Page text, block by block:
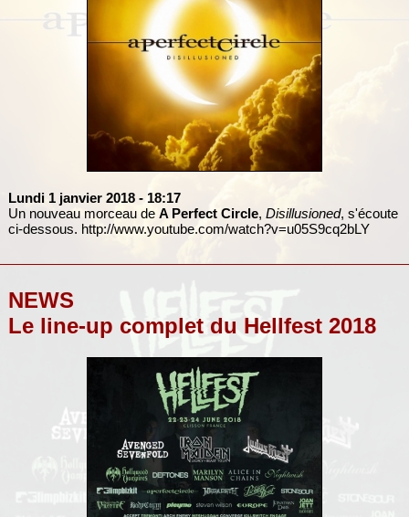
Lundi 1 janvier 2018 - 18:17
Un nouveau morceau de A Perfect Circle, Disillusioned, s'écoute
ci-dessous. http://www.youtube.com/watch?v=u05S9cq2bLY
NEWS
Le line-up complet du Hellfest 2018